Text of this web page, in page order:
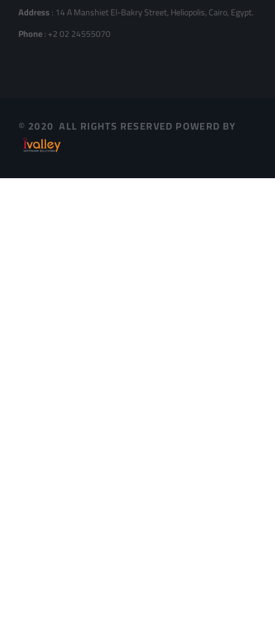
Address: 14 A Manshiet El-Bakry Street, Heliopolis, Cairo, Egypt.
Phone: +2 02 24555070
© 2020 ALL RIGHTS RESERVED POWERD BY